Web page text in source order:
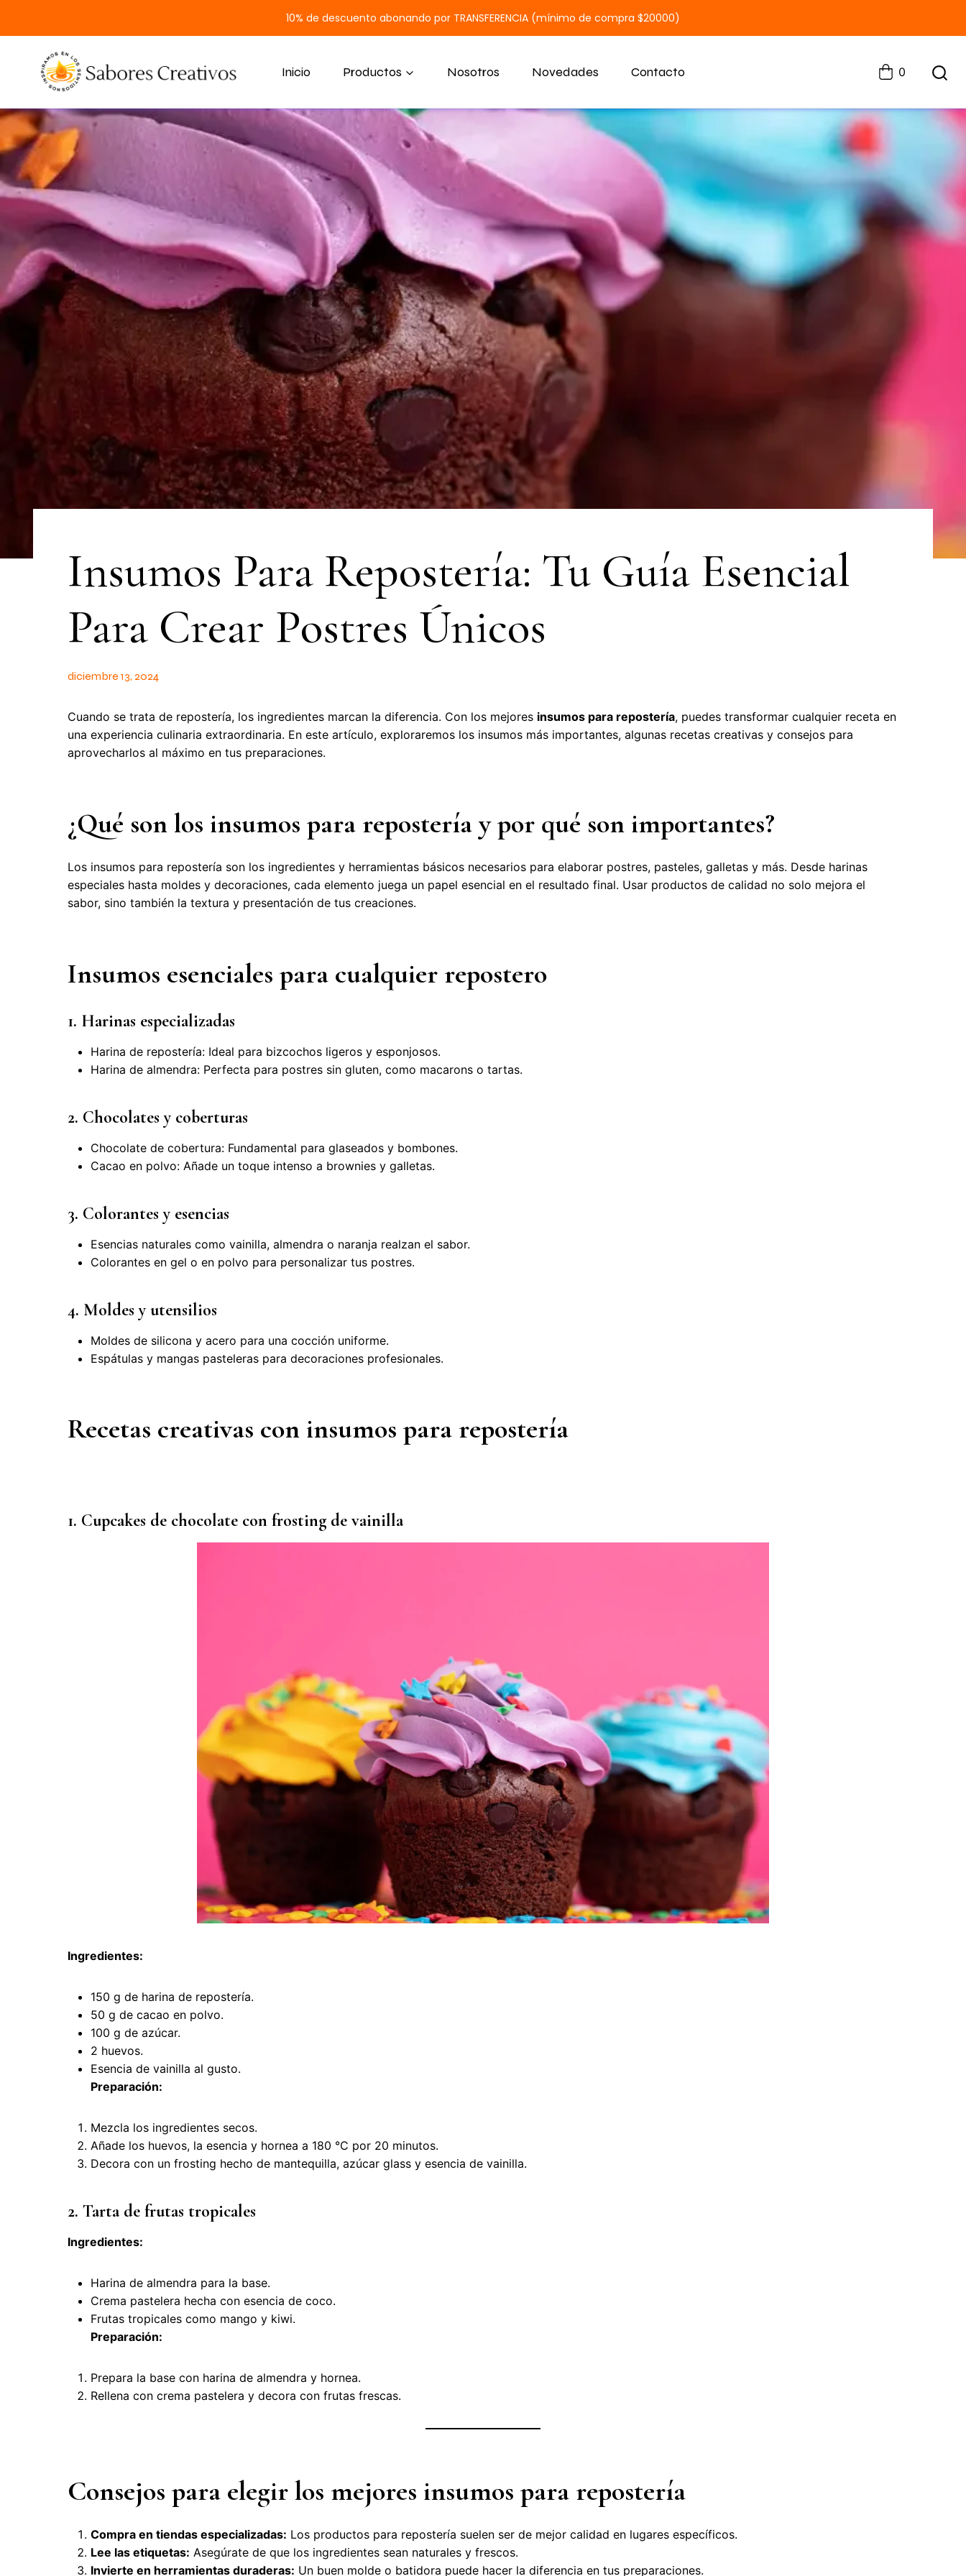
10% de descuento abonando por TRANSFERENCIA (mínimo de compra $20000)
Inicio Productos Nosotros Novedades Contacto 0
Insumos Para Repostería: Tu Guía Esencial
Para Crear Postres Únicos
diciembre 13, 2024
Cuando se trata de repostería, los ingredientes marcan la diferencia. Con los mejores insumos para repostería, puedes transformar cualquier receta en
una experiencia culinaria extraordinaria. En este artículo, exploraremos los insumos más importantes, algunas recetas creativas y consejos para
aprovecharlos al máximo en tus preparaciones.
¿Qué son los insumos para repostería y por qué son importantes?
Los insumos para repostería son los ingredientes y herramientas básicos necesarios para elaborar postres, pasteles, galletas y más. Desde harinas
especiales hasta moldes y decoraciones, cada elemento juega un papel esencial en el resultado final. Usar productos de calidad no solo mejora el
sabor, sino también la textura y presentación de tus creaciones.
Insumos esenciales para cualquier repostero
1. Harinas especializadas
Harina de repostería: Ideal para bizcochos ligeros y esponjosos.
Harina de almendra: Perfecta para postres sin gluten, como macarons o tartas.
2. Chocolates y coberturas
Chocolate de cobertura: Fundamental para glaseados y bombones.
Cacao en polvo: Añade un toque intenso a brownies y galletas.
3. Colorantes y esencias
Esencias naturales como vainilla, almendra o naranja realzan el sabor.
Colorantes en gel o en polvo para personalizar tus postres.
4. Moldes y utensilios
Moldes de silicona y acero para una cocción uniforme.
Espátulas y mangas pasteleras para decoraciones profesionales.
Recetas creativas con insumos para repostería
1. Cupcakes de chocolate con frosting de vainilla
Ingredientes:
150 g de harina de repostería.
50 g de cacao en polvo.
100 g de azúcar.
2 huevos.
Esencia de vainilla al gusto.
Preparación:
Mezcla los ingredientes secos.
Añade los huevos, la esencia y hornea a 180 °C por 20 minutos.
Decora con un frosting hecho de mantequilla, azúcar glass y esencia de vainilla.
2. Tarta de frutas tropicales
Ingredientes:
Harina de almendra para la base.
Crema pastelera hecha con esencia de coco.
Frutas tropicales como mango y kiwi.
Preparación:
Prepara la base con harina de almendra y hornea.
Rellena con crema pastelera y decora con frutas frescas.
Consejos para elegir los mejores insumos para repostería
Compra en tiendas especializadas: Los productos para repostería suelen ser de mejor calidad en lugares específicos.
Lee las etiquetas: Asegúrate de que los ingredientes sean naturales y frescos.
Invierte en herramientas duraderas: Un buen molde o batidora puede hacer la diferencia en tus preparaciones.